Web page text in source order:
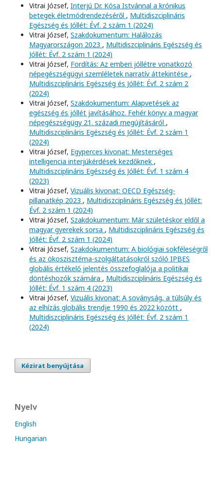
Vitrai József, Interjú Dr. Kósa Istvánnal a krónikus
betegek életmódrendezéséről , Multidiszciplináris
Egészség és Jóllét: Évf. 2 szám 1 (2024)
Vitrai József, Szakdokumentum: Halálozás
Magyarországon 2023 , Multidiszciplináris Egészség és
Jóllét: Évf. 2 szám 1 (2024)
Vitrai József, Fordítás: Az emberi jóllétre vonatkozó
népegészségügyi szemléletek narratív áttekintése ,
Multidiszciplináris Egészség és Jóllét: Évf. 2 szám 2
(2024)
Vitrai József, Szakdokumentum: Alapvetések az
egészség és jóllét javításához. Fehér könyv a magyar
népegészségügy 21. századi megújításáról ,
Multidiszciplináris Egészség és Jóllét: Évf. 2 szám 1
(2024)
Vitrai József, Egyperces kivonat: Mesterséges
intelligencia interjúkérdések kezdőknek ,
Multidiszciplináris Egészség és Jóllét: Évf. 1 szám 4
(2023)
Vitrai József, Vizuális kivonat: OECD Egészség-
pillanatkép 2023 , Multidiszciplináris Egészség és Jóllét:
Évf. 2 szám 1 (2024)
Vitrai József, Szakdokumentum: Már születéskor eldől a
magyar gyerekek sorsa , Multidiszciplináris Egészség és
Jóllét: Évf. 2 szám 1 (2024)
Vitrai József, Szakdokumentum: A biológiai sokféleségről
és az ökoszisztéma-szolgáltatásokról szóló IPBES
globális értékelő jelentés összefoglalója a politikai
döntéshozók számára , Multidiszciplináris Egészség és
Jóllét: Évf. 1 szám 4 (2023)
Vitrai József, Vizuális kivonat: A soványság, a túlsúly és
az elhízás globális trendje 1990 és 2022 között ,
Multidiszciplináris Egészség és Jóllét: Évf. 2 szám 1
(2024)
Kézirat benyújtása
Nyelv
English
Hungarian